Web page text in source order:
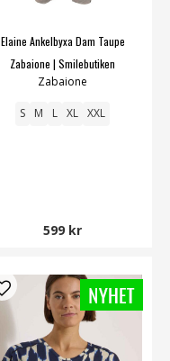
Elaine Ankelbyxa Dam Taupe
Zabaione | Smilebutiken
Zabaione
S M L XL XXL
599 kr